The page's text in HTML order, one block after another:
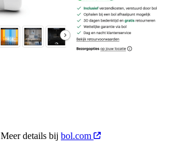
Meer details bij bol.com